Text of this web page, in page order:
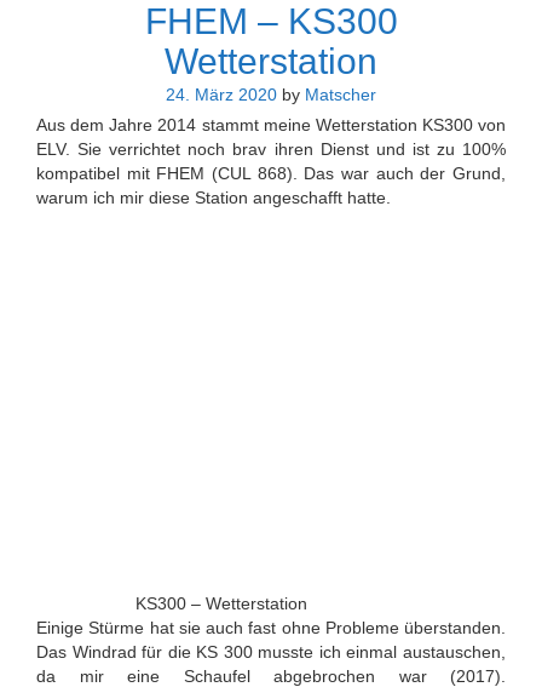
FHEM – KS300
Wetterstation
24. März 2020 by Matscher
Aus dem Jahre 2014 stammt meine Wetterstation KS300 von
ELV. Sie verrichtet noch brav ihren Dienst und ist zu 100%
kompatibel mit FHEM (CUL 868). Das war auch der Grund,
warum ich mir diese Station angeschafft hatte.
KS300 – Wetterstation
Einige Stürme hat sie auch fast ohne Probleme überstanden.
Das Windrad für die KS 300 musste ich einmal austauschen,
da mir eine Schaufel abgebrochen war (2017).